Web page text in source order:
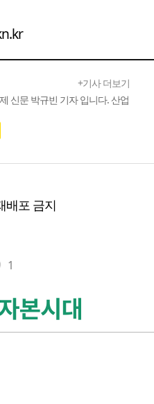
+기사 더보기
신문 박규빈 기자 입니다. 산업
배포 금지
1